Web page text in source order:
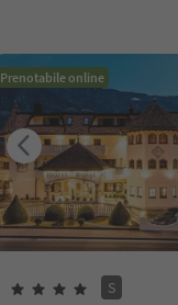
Prenotabile online
S